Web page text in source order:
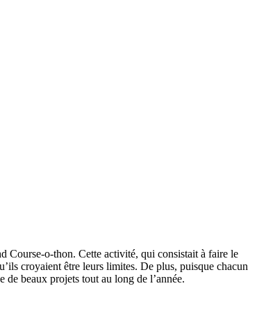
Course-o-thon. Cette activité, qui consistait à faire le
croyaient être leurs limites. De plus, puisque chacun
de beaux projets tout au long de l’année.